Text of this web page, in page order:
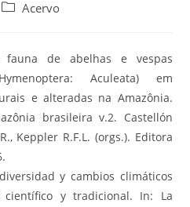
Acervo
fauna de abelhas e vespas
Aculeata) em
e alteradas na Amazônia.
brasileira v.2. Castellón
Keppler R.F.L. (orgs.). Editora
y cambios climáticos
científico y tradicional. In: La